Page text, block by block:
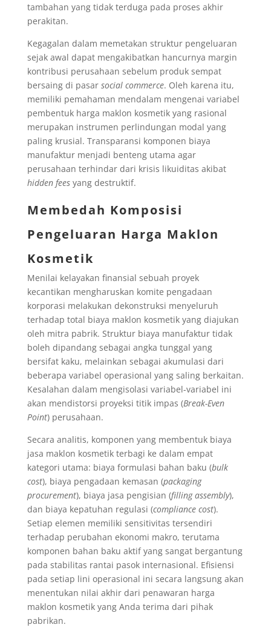
tambahan yang tidak terduga pada proses akhir
perakitan.
Kegagalan dalam memetakan struktur pengeluaran
sejak awal dapat mengakibatkan hancurnya margin
kontribusi perusahaan sebelum produk sempat
bersaing di pasar social commerce. Oleh karena itu,
memiliki pemahaman mendalam mengenai variabel
pembentuk harga maklon kosmetik yang rasional
merupakan instrumen perlindungan modal yang
paling krusial. Transparansi komponen biaya
manufaktur menjadi benteng utama agar
perusahaan terhindar dari krisis likuiditas akibat
hidden feesyang destruktif.
Membedah Komposisi
Pengeluaran Harga Maklon
Kosmetik
Menilai kelayakan finansial sebuah proyek
kecantikan mengharuskan komite pengadaan
korporasi melakukan dekonstruksi menyeluruh
terhadap total biaya maklon kosmetik yang diajukan
oleh mitra pabrik. Struktur biaya manufaktur tidak
boleh dipandang sebagai angka tunggal yang
bersifat kaku, melainkan sebagai akumulasi dari
beberapa variabel operasional yang saling berkaitan.
Kesalahan dalam mengisolasi variabel-variabel ini
akan mendistorsi proyeksi titik impas (Break-Even
Point) perusahaan.
Secara analitis, komponen yang membentuk biaya
jasa maklon kosmetik terbagi ke dalam empat
kategori utama: biaya formulasi bahan baku (bulk
cost), biaya pengadaan kemasan (packaging
procurement), biaya jasa pengisian (filling assembly),
dan biaya kepatuhan regulasi (compliance cost).
Setiap elemen memiliki sensitivitas tersendiri
terhadap perubahan ekonomi makro, terutama
komponen bahan baku aktif yang sangat bergantung
pada stabilitas rantai pasok internasional. Efisiensi
pada setiap lini operasional ini secara langsung akan
menentukan nilai akhir dari penawaran harga
maklon kosmetik yang Anda terima dari pihak
pabrikan.